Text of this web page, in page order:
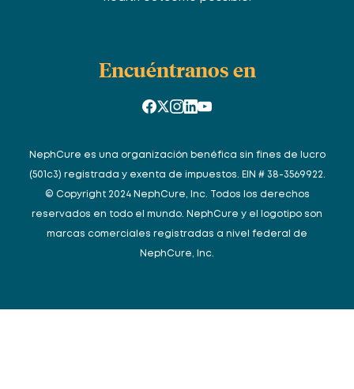
Encuéntranos en
NephCure es una organización benéfica sin fines de lucro
(501c3) registrada y exenta de impuestos. EIN # 38-3569922.
© Copyright 2024 NephCure, Inc. Todos los derechos
reservados en todo el mundo. NephCure y el logotipo son
marcas comerciales registradas a nivel federal de
NephCure, Inc.